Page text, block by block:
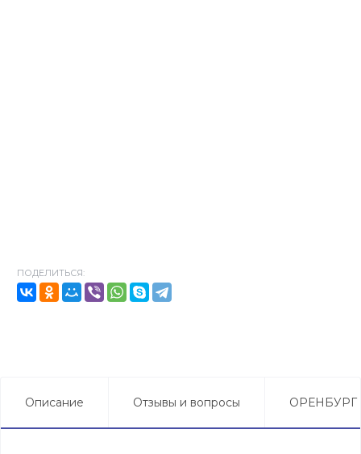
ПОДЕЛИТЬСЯ:
Описание Отзывы и вопросы ОРЕНБУРГ